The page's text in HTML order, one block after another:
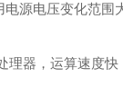
电压变化范围
器，运算速度快